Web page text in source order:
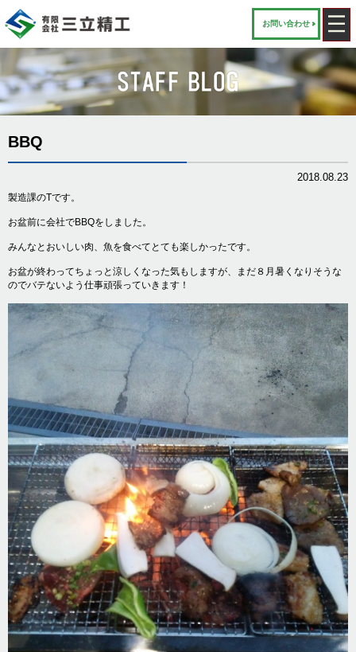
お問い合わせ
BBQ
2018.08.23
製造課のTです。
お盆前に会社でBBQをしました。
みんなとおいしい肉、魚を食べてとても楽しかったです。
お盆が終わってちょっと涼しくなった気もしますが、まだ８月暑くなりそうな
のでバテないよう仕事頑張っていきます！